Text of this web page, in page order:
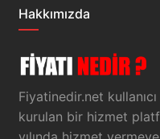
Hakkımızda
Fiyatinedir.net
kurulan bir hizmet